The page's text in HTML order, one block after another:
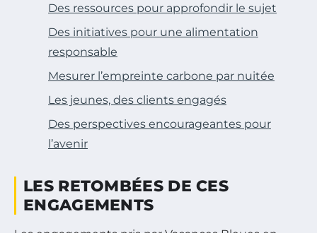
Des ressources pour approfondir le sujet
Des initiatives pour une alimentation
responsable
Mesurer l’empreinte carbone par nuitée
Les jeunes, des clients engagés
Des perspectives encourageantes pour
l’avenir
LES RETOMBÉES DE CES
ENGAGEMENTS